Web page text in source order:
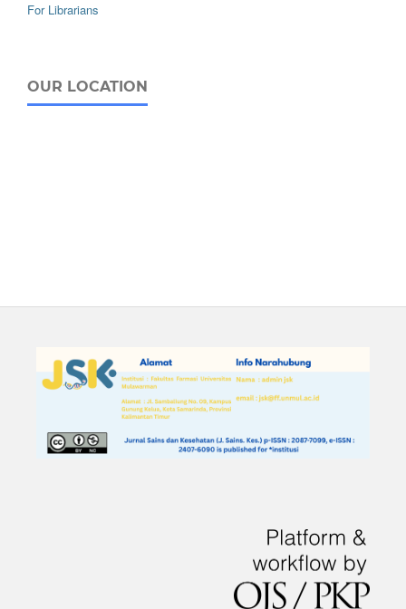
For Librarians
OUR LOCATION